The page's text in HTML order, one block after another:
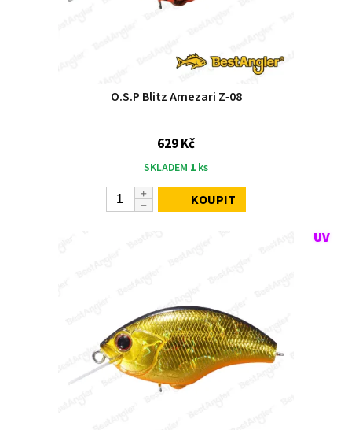
O.S.P Blitz Amezari Z‑08
629 Kč
SKLADEM 1 ks
KOUPIT